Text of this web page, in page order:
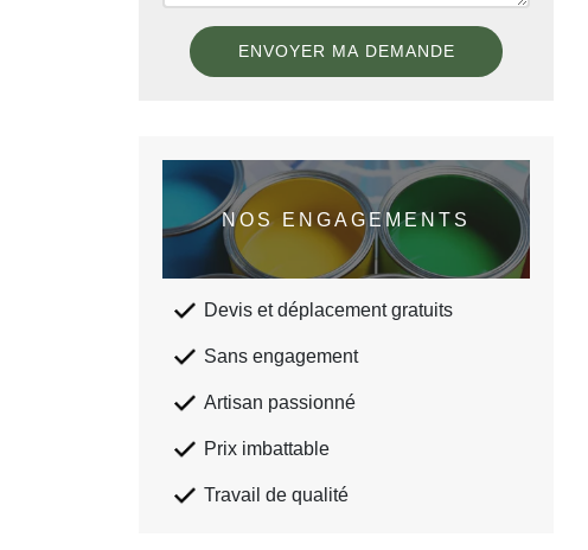
NOS ENGAGEMENTS
Devis et déplacement gratuits
Sans engagement
Artisan passionné
Prix imbattable
Travail de qualité